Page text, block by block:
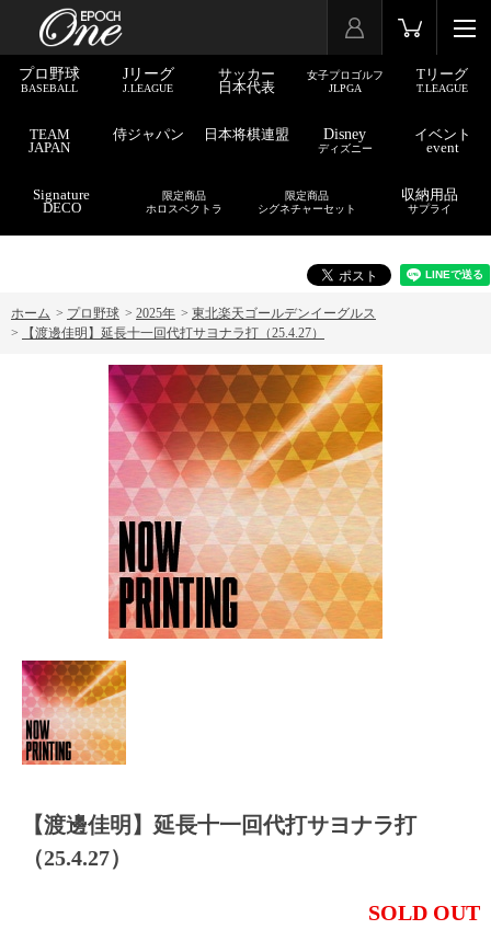
プロ野球
BASEBALL
Jリーグ
J.LEAGUE
サッカー
日本代表
女子プロゴルフ
JLPGA
Tリーグ
T.LEAGUE
TEAM
JAPAN
侍ジャパン 日本将棋連盟 Disney
ディズニー
イベント
event
Signature
DECO
限定商品
ホロスペクトラ
限定商品
シグネチャーセット
収納用品
サプライ
ホーム > プロ野球 > 2025年 > 東北楽天ゴールデンイーグルス
>
【渡邊佳明】延長十一回代打サヨナラ打（25.4.27）
【渡邊佳明】延長十一回代打サヨナラ打
（25.4.27）
SOLD OUT